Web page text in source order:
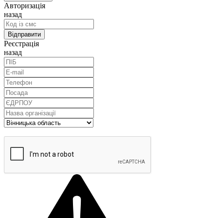
Авторизація
назад
Реєстрація
назад